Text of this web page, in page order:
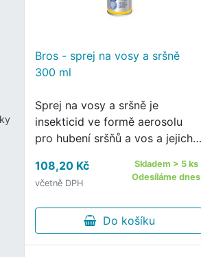
Bros - sprej na vosy a sršně
300 ml
Sprej na vosy a sršně je
insekticid ve formě aerosolu
pro hubení sršňů a vos a jejich
108,20 Kč
včetně DPH
Skladem > 5 ks
Odesíláme dnes
Do košíku